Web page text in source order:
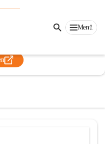
Menü
Schwarzatal